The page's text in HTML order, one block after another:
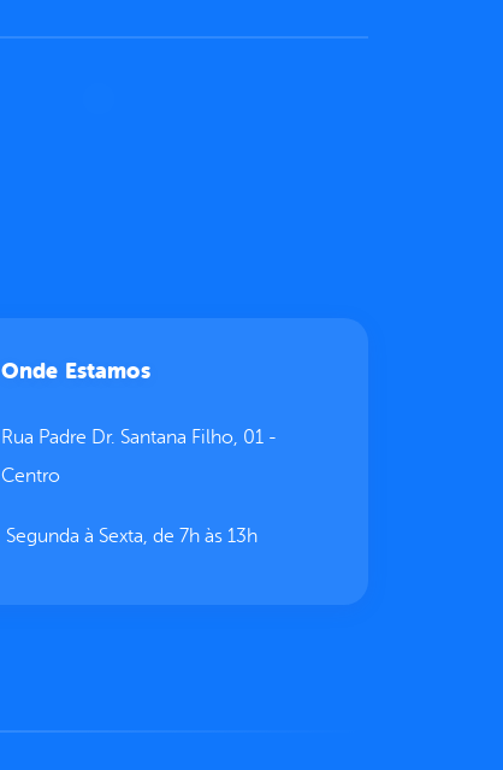
Onde Estamos
Rua Padre Dr. Santana Filho, 01 -
Centro
Segunda à Sexta, de 7h às 13h